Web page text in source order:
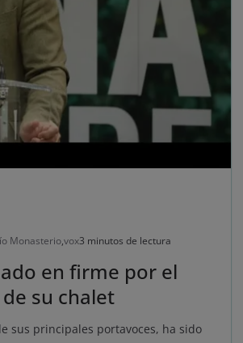
Monasterio,vox3 minutos de lectura
en firme por el
su chalet
sus principales portavoces, ha sido